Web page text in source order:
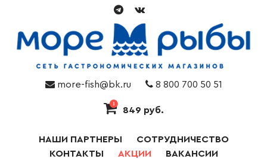
more-fish@bk.ru 8 800 700 50 51
1
849 руб.
НАШИ ПАРТНЕРЫ
СОТРУДНИЧЕСТВО
КОНТАКТЫ
АКЦИИ ВАКАНСИИ